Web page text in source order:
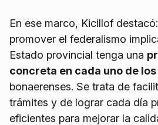
En ese marco, Kicillof
promover el federalismo
Estado provincial tenga una
concreta en cada uno de
bonaerenses. Se trata de
trámites y de lograr cada día
eficientes para mejorar la